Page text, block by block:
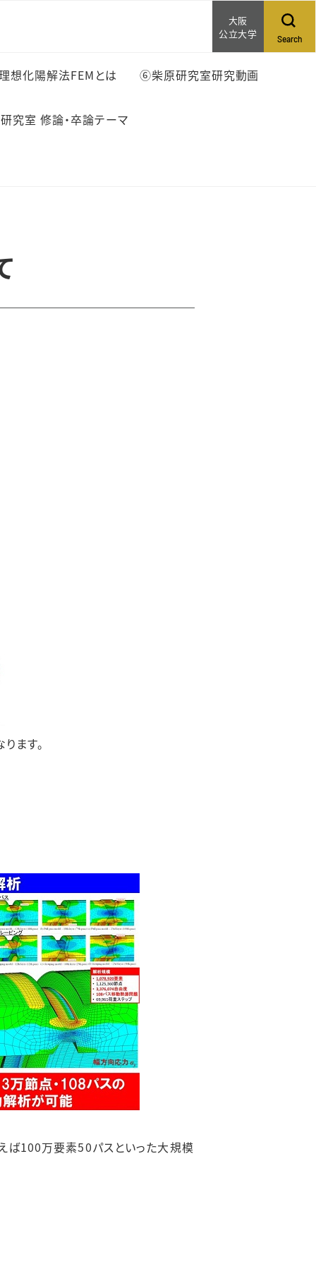
大阪
公立大学
Search
想化陽解法FEMとは ⑥柴原研究室研究動画
究室 修論・卒論テーマ
ます。
ば100万要素50パスといった大規模